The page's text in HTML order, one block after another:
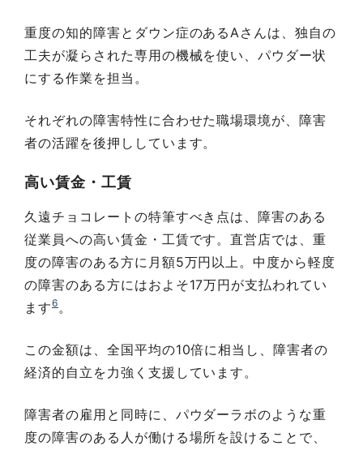
重度の知的障害とダウン症のあるAさんは、独自の
工夫が凝らされた専用の機械を使い、パウダー状
にする作業を担当。
それぞれの障害特性に合わせた職場環境が、障害
者の活躍を後押ししています。
高い賃金・工賃
久遠チョコレートの特筆すべき点は、障害のある
従業員への高い賃金・工賃です。直営店では、重
度の障害のある方に月額5万円以上。中度から軽度
の障害のある方にはおよそ17万円が支払われてい
ます6。
この金額は、全国平均の10倍に相当し、障害者の
経済的自立を力強く支援しています。
障害者の雇用と同時に、パウダーラボのような重
度の障害のある人が働ける場所を設けることで、